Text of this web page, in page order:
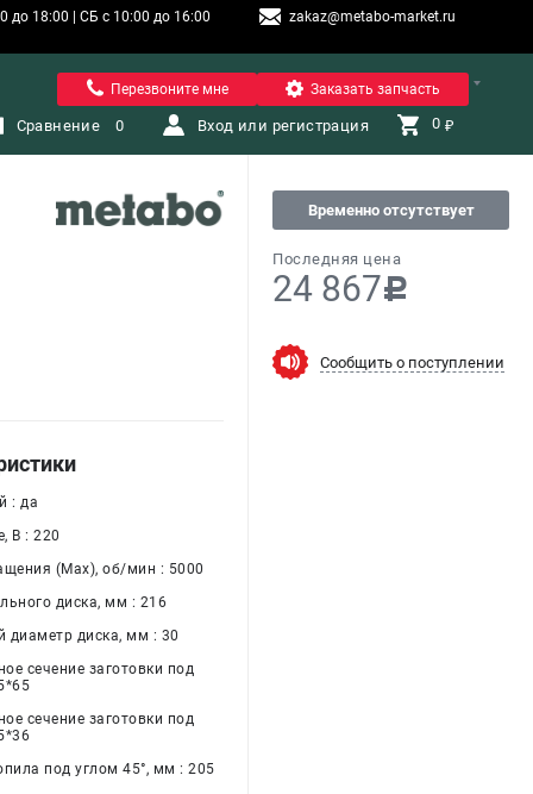
до 18:00 | СБ с 10:00 до 16:00
zakaz@metabo-market.ru
Санкт-Петербург
Перезвоните мне Заказать запчасть
Сравнение 0 Вход или регистрация 0 ₽
Временно отсутствует
Последняя цена
24 867c
Сообщить о поступлении
: да
В : 220
(Max), об/мин : 5000
диска, мм : 216
диаметр диска, мм : 30
сечение заготовки под
сечение заготовки под
под углом 45°, мм : 205